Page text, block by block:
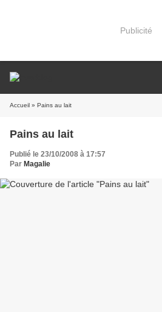
Publicité
Accueil » Pains au lait
Pains au lait
Publié le 23/10/2008 à 17:57
Par Magalie